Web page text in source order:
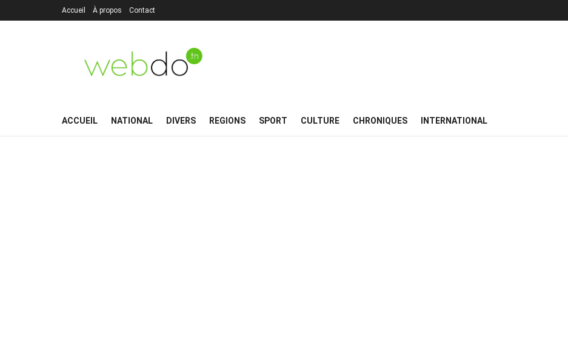
Accueil À propos Contact
ACCUEIL NATIONAL DIVERS REGIONS SPORT CULTURE CHRONIQUES INTERNATIONAL